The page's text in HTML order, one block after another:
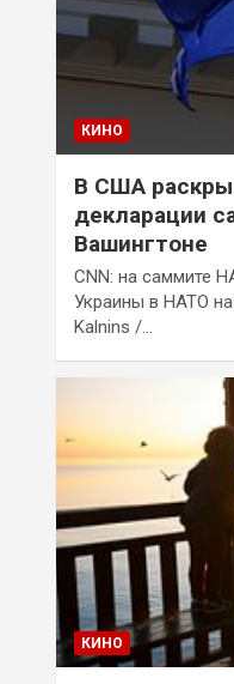
КИНО
В США
декларации
Вашингтоне
CNN: на саммите
Украины в НАТО
Kalnins /…
КИНО